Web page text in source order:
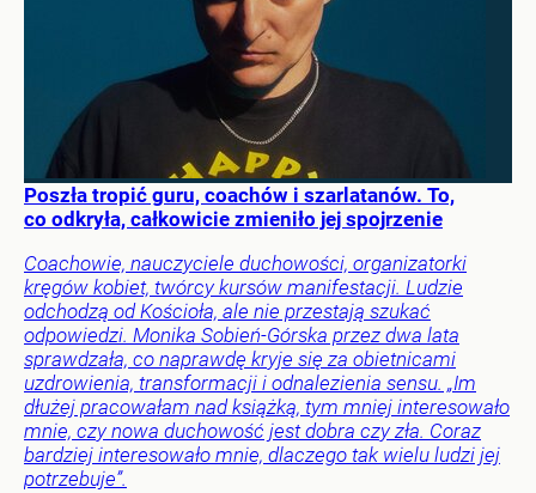
Poszła tropić guru, coachów i szarlatanów. To,
co odkryła, całkowicie zmieniło jej spojrzenie
Coachowie, nauczyciele duchowości, organizatorki
kręgów kobiet, twórcy kursów manifestacji. Ludzie
odchodzą od Kościoła, ale nie przestają szukać
odpowiedzi. Monika Sobień-Górska przez dwa lata
sprawdzała, co naprawdę kryje się za obietnicami
uzdrowienia, transformacji i odnalezienia sensu. „Im
dłużej pracowałam nad książką, tym mniej interesowało
mnie, czy nowa duchowość jest dobra czy zła. Coraz
bardziej interesowało mnie, dlaczego tak wielu ludzi jej
potrzebuje”.